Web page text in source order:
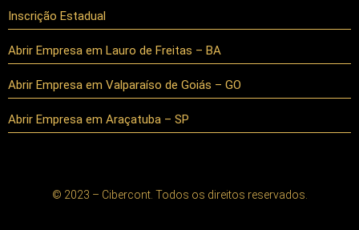
Inscrição Estadual
Abrir Empresa em Lauro de Freitas – BA
Abrir Empresa em Valparaíso de Goiás – GO
Abrir Empresa em Araçatuba – SP
© 2023 – Cibercont. Todos os direitos reservados.